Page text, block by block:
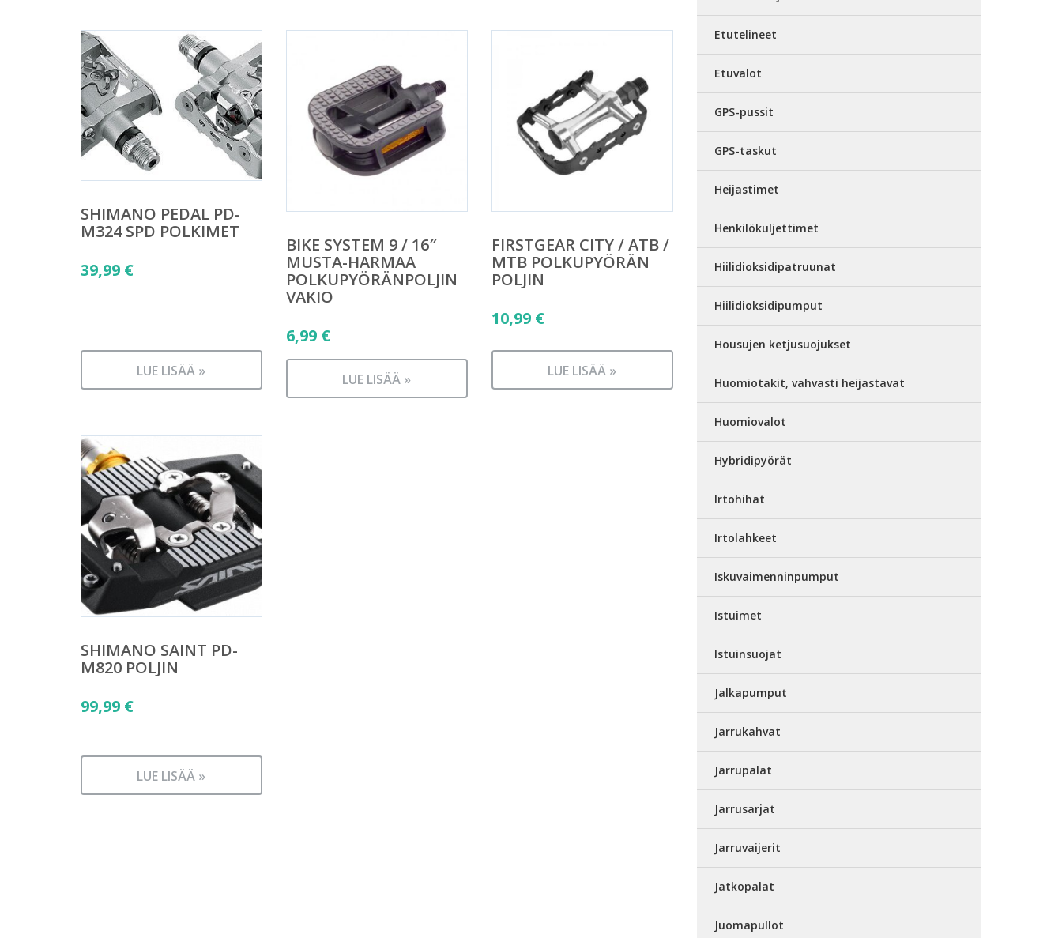
SHIMANO PEDAL PD-
M324 SPD POLKIMET
39,99 €
LUE LISÄÄ »
BIKE SYSTEM 9 / 16″
MUSTA-HARMAA
POLKUPYÖRÄNPOLJIN
VAKIO
6,99 €
LUE LISÄÄ »
FIRSTGEAR CITY / ATB /
MTB POLKUPYÖRÄN
POLJIN
10,99 €
LUE LISÄÄ »
SHIMANO SAINT PD-
M820 POLJIN
99,99 €
LUE LISÄÄ »
Etutelineet
Etuvalot
GPS-pussit
GPS-taskut
Heijastimet
Henkilökuljettimet
Hiilidioksidipatruunat
Hiilidioksidipumput
Housujen ketjusuojukset
Huomiotakit, vahvasti heijastavat
Huomiovalot
Hybridipyörät
Irtohihat
Irtolahkeet
Iskuvaimenninpumput
Istuimet
Istuinsuojat
Jalkapumput
Jarrukahvat
Jarrupalat
Jarrusarjat
Jarruvaijerit
Jatkopalat
Juomapullot